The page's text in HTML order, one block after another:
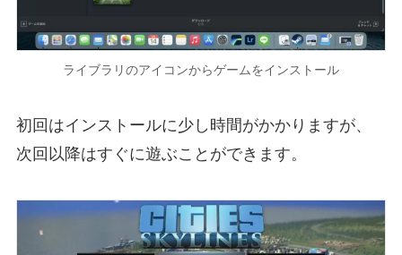
ライブラリのアイコンからゲームをインストール
初回はインストールに少し時間がかかりますが、
次回以降はすぐに遊ぶことができます。